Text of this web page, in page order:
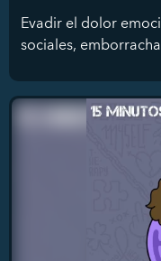
Evadir el dolor
sociales,